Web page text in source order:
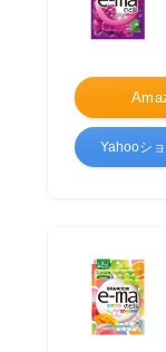
Yahooシ